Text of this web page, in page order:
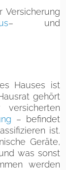
Versicherung
– und
Hauses ist
gehört
– befindet
ist.
Geräte,
was sonst
werden